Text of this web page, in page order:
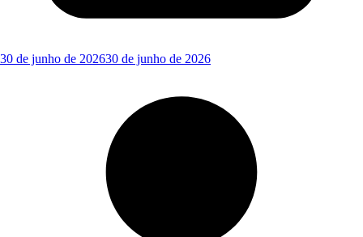
30 de junho de 202630 de junho de 2026